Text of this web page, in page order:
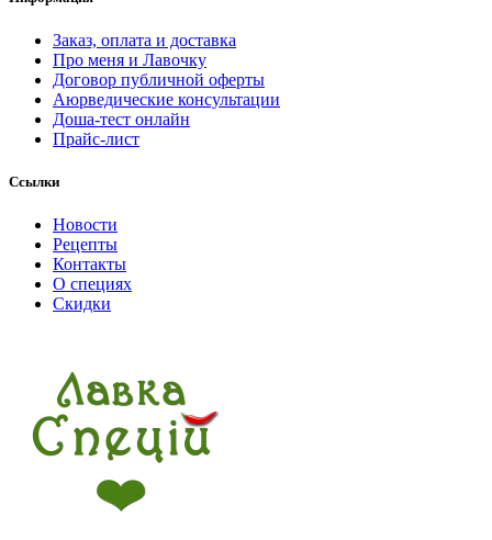
Заказ, оплата и доставка
Про меня и Лавочку
Договор публичной оферты
Аюрведические консультации
Доша-тест онлайн
Прайс-лист
Ссылки
Новости
Рецепты
Контакты
О специях
Скидки